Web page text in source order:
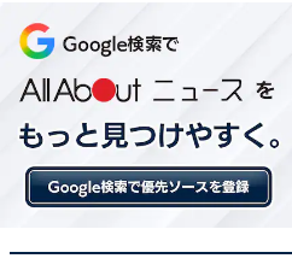
「いつまでに、〇〇できな
うルールがない学校
ヒロック初等部の教育は、大